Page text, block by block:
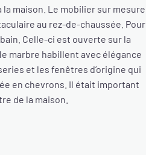
maison. Le mobilier sur mesure
au rez-de-chaussée. Pour
Celle-ci est ouverte sur la
marbre habillent avec élégance
et les fenêtres d’origine qui
en chevrons. Il était important
de la maison.